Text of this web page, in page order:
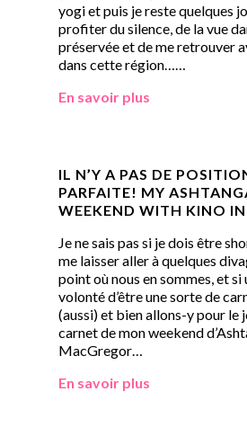
yogi et puis je reste quelques
profiter du silence, de la vue
préservée et de me retrouver
dans cette région……
En savoir plus
IL N’Y A PAS DE
PARFAITE! MY
WEEKEND WITH KINO IN
Je ne sais pas si je dois être
me laisser aller à quelques
point où nous en sommes, et si
volonté d’être une sorte de
(aussi) et bien allons-y pour le
carnet de mon weekend
MacGregor…
En savoir plus